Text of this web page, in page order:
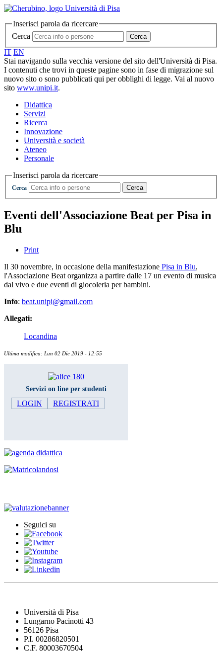
Inserisci parola da ricercare
Cerca
Cerca
IT EN
Stai navigando sulla vecchia versione del sito dell'Università di Pisa.
I contenuti che trovi in queste pagine sono in fase di migrazione sul
nuovo sito o sono pubblicati qui per obblighi di legge. Vai al nuovo
sito www.unipi.it.
Didattica
Servizi
Ricerca
Innovazione
Università e società
Ateneo
Personale
Inserisci parola da ricercare
Cerca Cerca
Eventi dell'Associazione Beat per Pisa in
Blu
Print
Il 30 novembre, in occasione della manifestazione Pisa in Blu,
l'Associazione Beat organizza a partire dalle 17 un evento di musica
dal vivo e due eventi di giocoleria per bambini.
Info: beat.unipi@gmail.com
Allegati:
Locandina
Ultima modifica: Lun 02 Dic 2019 - 12:55
Servizi on line per studenti
LOGIN REGISTRATI
Seguici su
Università di Pisa
Lungarno Pacinotti 43
56126 Pisa
P.I. 00286820501
C.F. 80003670504